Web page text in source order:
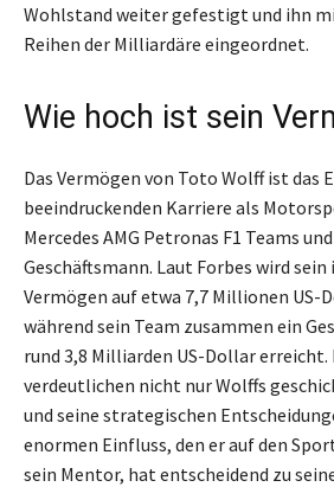
Wohlstand weiter gefestigt und ihn
Reihen der Milliardäre eingeordnet.
Wie hoch ist sein
Das Vermögen von Toto Wolff ist das
beeindruckenden Karriere als
Mercedes AMG Petronas F1 Teams
Geschäftsmann. Laut Forbes wird
Vermögen auf etwa 7,7 Millionen US-
während sein Team zusammen ein
rund 3,8 Milliarden US-Dollar erreicht.
verdeutlichen nicht nur Wolffs
und seine strategischen
enormen Einfluss, den er auf den
sein Mentor, hat entscheidend zu